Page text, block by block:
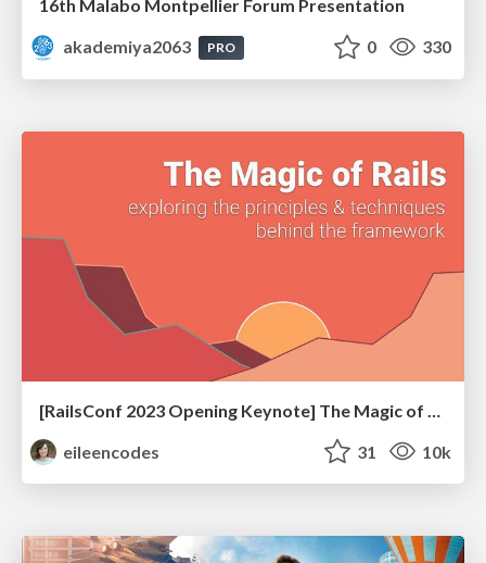
16th Malabo Montpellier Forum Presentation
akademiya2063
PRO 0 330
eileencodes
31 10k